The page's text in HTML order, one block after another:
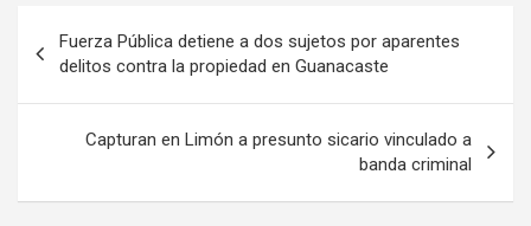
de
entradas
Fuerza Pública detiene a dos sujetos por aparentes
delitos contra la propiedad en Guanacaste
Capturan en Limón a presunto sicario vinculado a
banda criminal